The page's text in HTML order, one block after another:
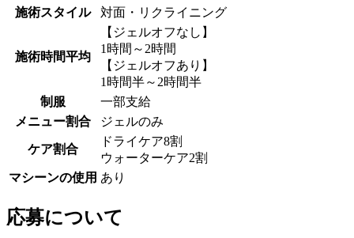
施術スタイル 対面・リクライニング
施術時間平均
【ジェルオフなし】
1時間～2時間
【ジェルオフあり】
1時間半～2時間半
制服
一部支給
メニュー割合
ジェルのみ
ケア割合
ドライケア8割
ウォーターケア2割
マシーンの使用 あり
応募について